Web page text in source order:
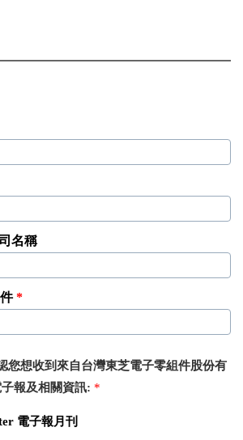
名稱
您想收到來自台灣東芝電子零組件股份有
報及相關資訊: *
電子報月刊